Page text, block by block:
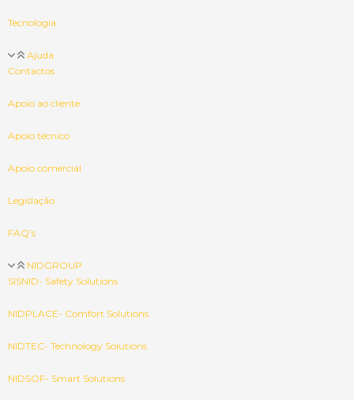
Tecnologia
Ajuda
Contactos
Apoio ao cliente
Apoio técnico
Apoio comercial
Legislação
FAQ’s
NIDGROUP
SISNID- Safety Solutions
NIDPLACE- Comfort Solutions
NIDTEC- Technology Solutions
NIDSOF- Smart Solutions